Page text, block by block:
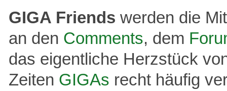
GIGA Friends werden die
an den Comments, dem
das eigentliche Herzstück
Zeiten GIGAs recht häufig